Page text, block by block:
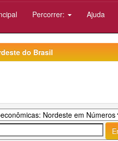
Percorrer: Ajuda
do Brasil